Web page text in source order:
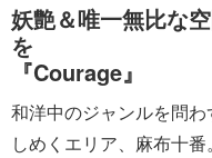
妖艶＆唯一無比な
を
『Courage』
和洋中のジャンルを問
しめくエリア、麻布十